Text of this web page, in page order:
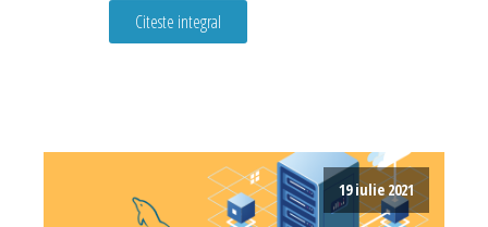
Citeste integral
19 iulie 2021